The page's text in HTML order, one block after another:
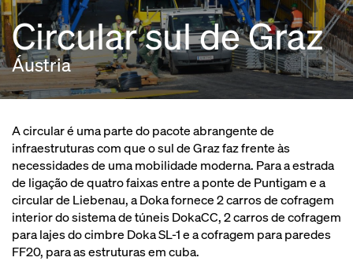
Circular sul de Graz
Áustria
A circular é uma parte do pacote abrangente de
infraestruturas com que o sul de Graz faz frente às
necessidades de uma mobilidade moderna. Para a estrada
de ligação de quatro faixas entre a ponte de Puntigam e a
circular de Liebenau, a Doka fornece 2 carros de cofragem
interior do sistema de túneis DokaCC, 2 carros de cofragem
para lajes do cimbre Doka SL-1 e a cofragem para paredes
FF20, para as estruturas em cuba.